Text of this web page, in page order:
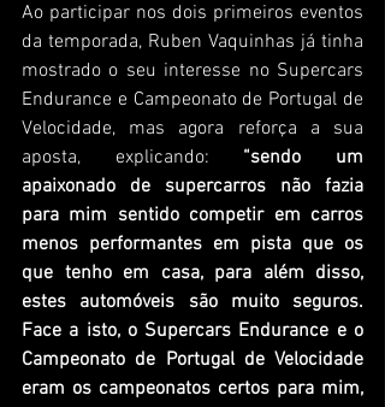
Ao participar nos dois primeiros eventos
da temporada, Ruben Vaquinhas já tinha
mostrado o seu interesse no Supercars
Endurance e Campeonato de Portugal de
Velocidade, mas agora reforça a sua
aposta, explicando: “sendo um
apaixonado de supercarros não fazia
para mim sentido competir em carros
menos performantes em pista que os
que tenho em casa, para além disso,
estes automóveis são muito seguros.
Face a isto, o Supercars Endurance e o
Campeonato de Portugal de Velocidade
eram os campeonatos certos para mim,